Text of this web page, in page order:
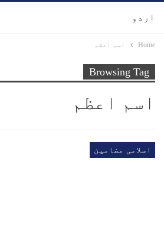
اردو
Home اسم اعظم
Browsing Tag
اسم اعظم
اسلامی مضامین